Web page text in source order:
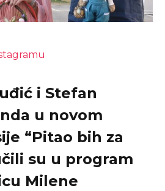
i Stefan
u novom
“Pitao bih za
su u program
Milene